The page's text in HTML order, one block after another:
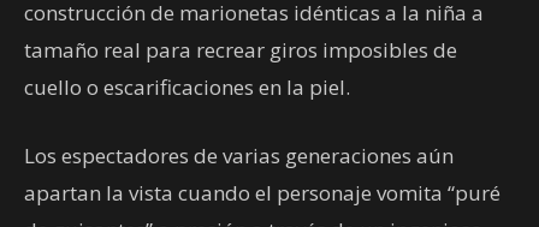
construcción de marionetas idénticas a la niña a
tamaño real para recrear giros imposibles de
cuello o escarificaciones en la piel.
Los espectadores de varias generaciones aún
apartan la vista cuando el personaje vomita “puré